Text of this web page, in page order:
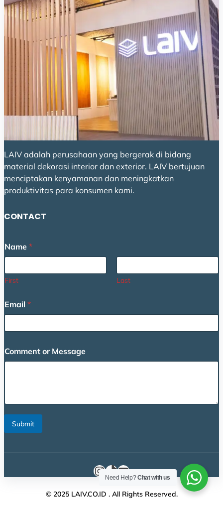
LAIV adalah perusahaan yang bergerak di bidang
material dekorasi interior dan exterior. LAIV bertujuan
menciptakan kenyamanan dan meningkatkan
produktivitas para konsumen kami.
CONTACT
Name *
First Last
Email *
r
N
o
Comment or Message
Submit
Instagram
TikTok
YouTube
© 2025 LAIV.CO.ID . All Rights Reserved.
Need Help?Chat with us